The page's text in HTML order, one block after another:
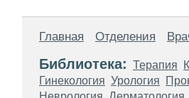
Главная Отделения
Библиотека: Терапия
Гинекология Урология